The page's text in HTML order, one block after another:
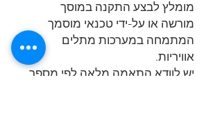
מומלץ לבצע התקנה במוסך
מורשה או על-ידי טכנאי מוסמך
המתמחה במערכות מתלים
אוויריות.
יש לוודא התאמה מלאה לפי מספר